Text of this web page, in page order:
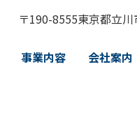
〒190-8555東京都立
事業内容 会社案内